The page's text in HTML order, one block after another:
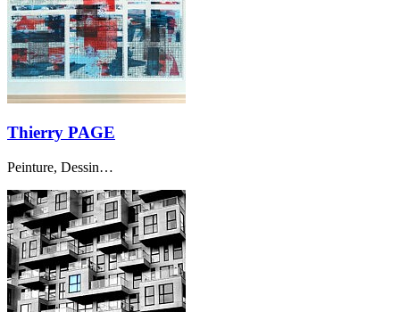
Thierry PAGE
Peinture, Dessin…